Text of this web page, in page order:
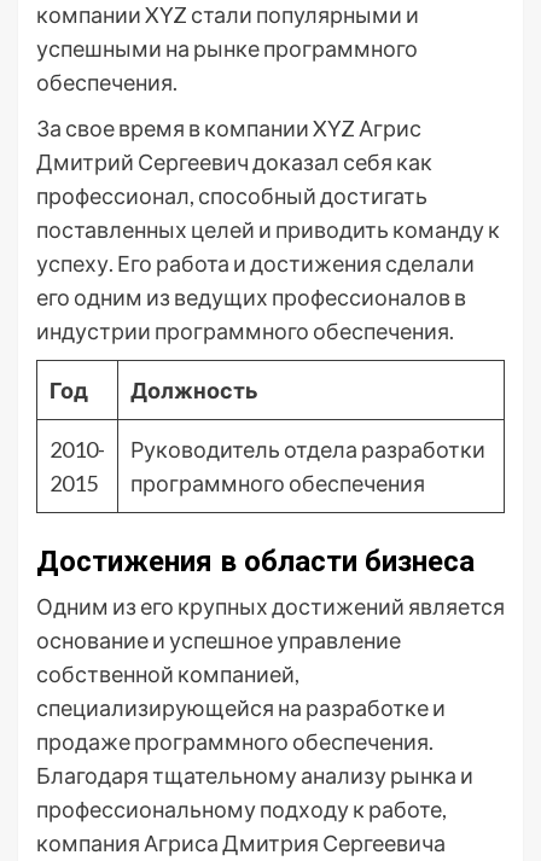
компании XYZ стали популярными и
успешными на рынке программного
обеспечения.
За свое время в компании XYZ Агрис
Дмитрий Сергеевич доказал себя как
профессионал, способный достигать
поставленных целей и приводить команду к
успеху. Его работа и достижения сделали
его одним из ведущих профессионалов в
индустрии программного обеспечения.
Год Должность
2010-
2015
Руководитель отдела разработки
программного обеспечения
Достижения в области бизнеса
Одним из его крупных достижений является
основание и успешное управление
собственной компанией,
специализирующейся на разработке и
продаже программного обеспечения.
Благодаря тщательному анализу рынка и
профессиональному подходу к работе,
компания Агриса Дмитрия Сергеевича